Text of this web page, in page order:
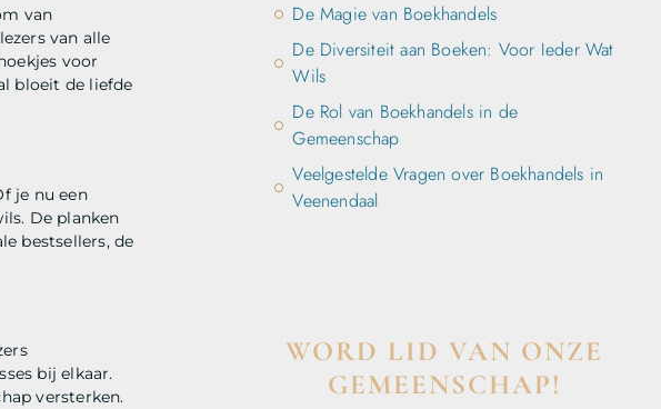
van
van alle
voor
bloeit de liefde
je nu een
De planken
bestsellers, de
bij elkaar.
versterken.
De Magie van Boekhandels
De Diversiteit aan Boeken: Voor Ieder Wat
Wils
De Rol van Boekhandels in de
Gemeenschap
Veelgestelde Vragen over Boekhandels in
Veenendaal
WORD LID VAN ONZE
GEMEENSCHAP!